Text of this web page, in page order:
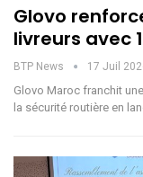
Glovo
livreurs avec
BTP News 17 Juil
Glovo Maroc franchit
la sécurité routière en